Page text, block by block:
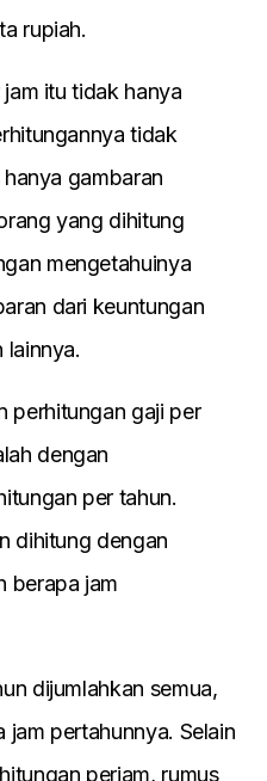
rupiah.
itu tidak hanya
tidak
gambaran
yang dihitung
mengetahuinya
dari keuntungan
lainnya.
perhitungan gaji per
dengan
per tahun.
dihitung dengan
berapa jam
dijumlahkan semua,
pertahunnya. Selain
perjam, rumus